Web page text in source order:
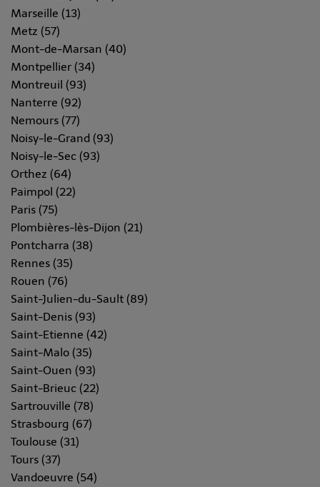
Marseille (13)
Metz (57)
Mont-de-Marsan (40)
Montpellier (34)
Montreuil (93)
Nanterre (92)
Nemours (77)
Noisy-le-Grand (93)
Noisy-le-Sec (93)
Orthez (64)
Paimpol (22)
Paris (75)
Plombières-lès-Dijon (21)
Pontcharra (38)
Rennes (35)
Rouen (76)
Saint-Julien-du-Sault (89)
Saint-Denis (93)
Saint-Etienne (42)
Saint-Malo (35)
Saint-Ouen (93)
Saint-Brieuc (22)
Sartrouville (78)
Strasbourg (67)
Toulouse (31)
Tours (37)
Vandoeuvre (54)